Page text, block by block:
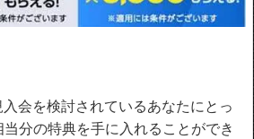
会を検討されているあなたにとっ
分の特典を手に入れることができ